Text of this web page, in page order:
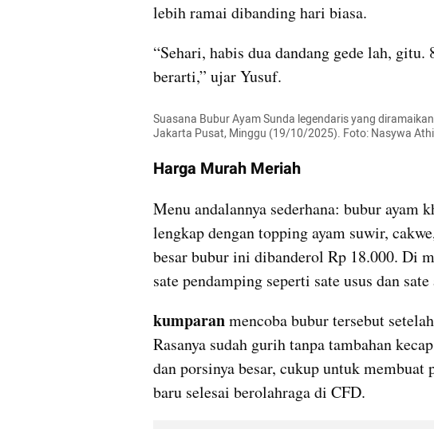
lebih ramai dibanding hari biasa.
“Sehari, habis dua dandang gede lah,
berarti,” ujar Yusuf.
Suasana Bubur Ayam Sunda legendaris yang
Jakarta Pusat, Minggu (19/10/2025). Foto: Nasywa
Harga Murah Meriah
Menu andalannya sederhana: bubur ayam
lengkap dengan topping ayam suwir,
besar bubur ini dibanderol Rp 18.000. Di
sate pendamping seperti sate usus dan
kumparan mencoba bubur tersebut
Rasanya sudah gurih tanpa tambahan
dan porsinya besar, cukup untuk membuat
baru selesai berolahraga di CFD.